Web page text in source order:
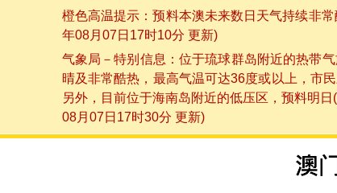
橙色高温提示：预料本澳未来数日天气持续非
年08月07日17时10分 更新)
气象局－特别信息：位于琉球群岛附近的热带
晴及非常酷热，最高气温可达36度或以上，市
另外，目前位于海南岛附近的低压区，预料明
08月07日17时30分 更新)